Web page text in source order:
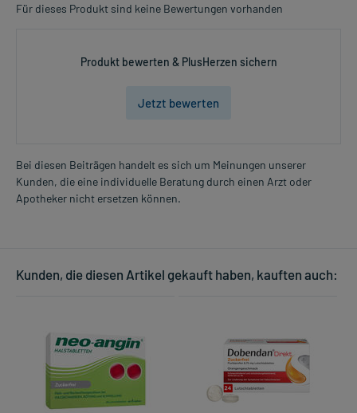
Für dieses Produkt sind keine Bewertungen vorhanden
Produkt bewerten & PlusHerzen sichern
Jetzt bewerten
Bei diesen Beiträgen handelt es sich um Meinungen unserer
Kunden, die eine individuelle Beratung durch einen Arzt oder
Apotheker nicht ersetzen können.
Kunden, die diesen Artikel gekauft haben, kauften auch: